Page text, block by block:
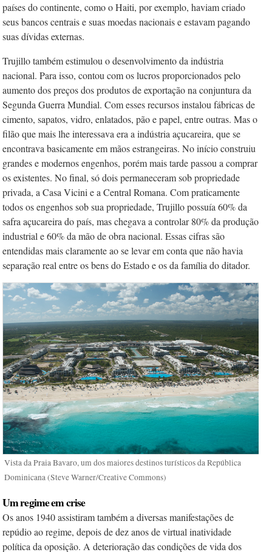
países do continente, como o Haiti, por exemplo, haviam criado
seus bancos centrais e suas moedas nacionais e estavam pagando
suas dívidas externas.
Trujillo também estimulou o desenvolvimento da indústria
nacional. Para isso, contou com os lucros proporcionados pelo
aumento dos preços dos produtos de exportação na conjuntura da
Segunda Guerra Mundial. Com esses recursos instalou fábricas de
cimento, sapatos, vidro, enlatados, pão e papel, entre outras. Mas o
filão que mais lhe interessava era a indústria açucareira, que se
encontrava basicamente em mãos estrangeiras. No início construiu
grandes e modernos engenhos, porém mais tarde passou a comprar
os existentes. No final, só dois permaneceram sob propriedade
privada, a Casa Vicini e a Central Romana. Com praticamente
todos os engenhos sob sua propriedade, Trujillo possuía 60% da
safra açucareira do país, mas chegava a controlar 80% da produção
industrial e 60% da mão de obra nacional. Essas cifras são
entendidas mais claramente ao se levar em conta que não havia
separação real entre os bens do Estado e os da família do ditador.
Vista da Praia Bavaro, um dos maiores destinos turísticos da República
Dominicana (Steve Warner/Creative Commons)
Um regime em crise
Os anos 1940 assistiram também a diversas manifestações de
repúdio ao regime, depois de dez anos de virtual inatividade
política da oposição. A deterioração das condições de vida dos